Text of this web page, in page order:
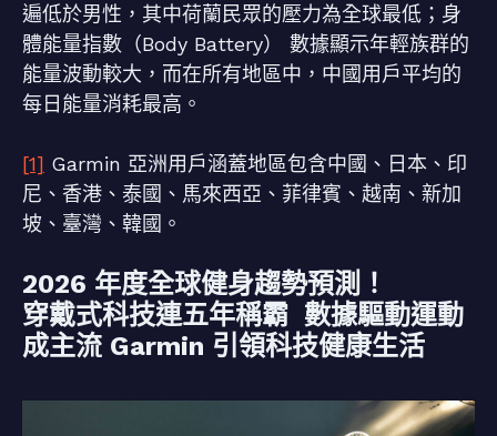
遍低於男性，其中荷蘭民眾的壓力為全球最低；身
體能量指數（Body Battery） 數據顯示年輕族群的
能量波動較大，而在所有地區中，中國用戶平均的
每日能量消耗最高。
[1] Garmin 亞洲用戶涵蓋地區包含中國、日本、印
尼、香港、泰國、馬來西亞、菲律賓、越南、新加
坡、臺灣、韓國。
2026 年度全球健身趨勢預測！
穿戴式科技連五年稱霸 數據驅動運動
成主流 Garmin 引領科技健康生活